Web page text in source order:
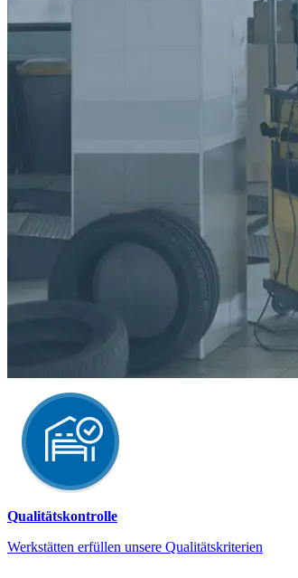
Qualitätskontrolle
Werkstätten erfüllen unsere Qualitätskriterien